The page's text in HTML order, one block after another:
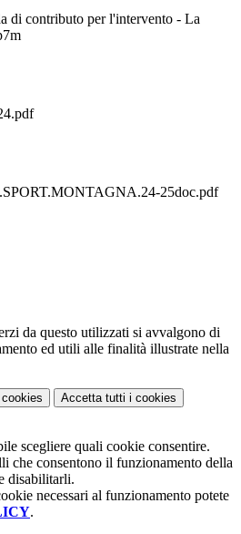
di contributo per l'intervento - La
25doc.pdf
da questo utilizzati si avvalgono di
ed utili alle finalità illustrate nella
Accetta tutti i cookies
scegliere quali cookie consentire.
che consentono il funzionamento della
disabilitarli.
necessari al funzionamento potete
.